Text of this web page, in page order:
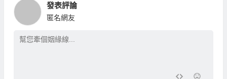
發表評論
匿名網友